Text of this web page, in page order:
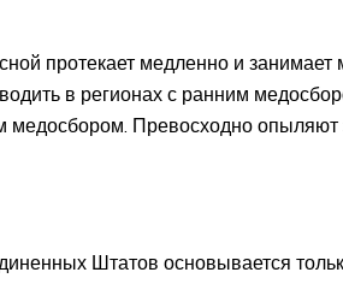
протекает медленно и
в регионах с ранним
медосбором. Превосходно
Штатов основывается